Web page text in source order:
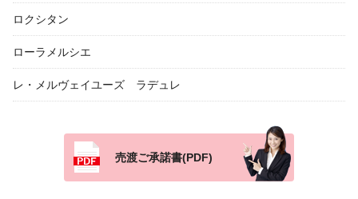
ロクシタン
ローラメルシエ
レ・メルヴェイユーズ ラデュレ
売渡ご承諾書(PDF)